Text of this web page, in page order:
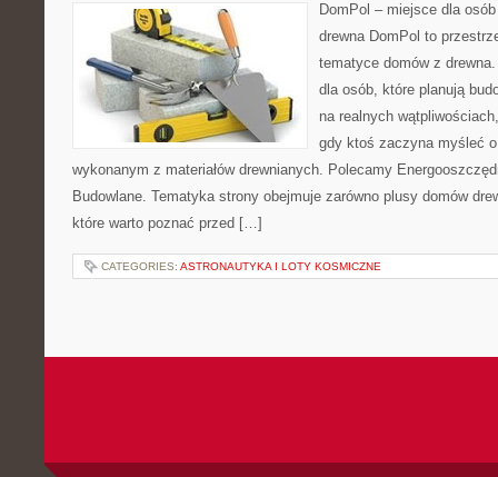
DomPol – miejsce dla
drewna DomPol to
tematyce domów z
dla osób, które planują
na realnych
gdy ktoś zaczyna myśleć o
wykonanym z materiałów drewnianych. Polecamy
Budowlane. Tematyka strony obejmuje zarówno plusy domów
które warto poznać przed […]
CATEGORIES: ASTRONAUTYKA I LOTY KOSMICZNE